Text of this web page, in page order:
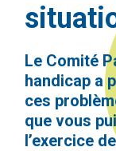
Le Comité
handicap a
ces
que vous
l’exercice